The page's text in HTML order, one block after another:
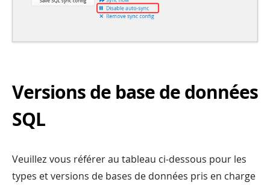
Versions de base de données
SQL
Veuillez vous référer au tableau ci-dessous pour les
types et versions de bases de données pris en charge